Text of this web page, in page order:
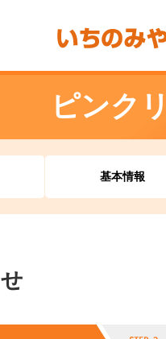
ピンク
基本情報